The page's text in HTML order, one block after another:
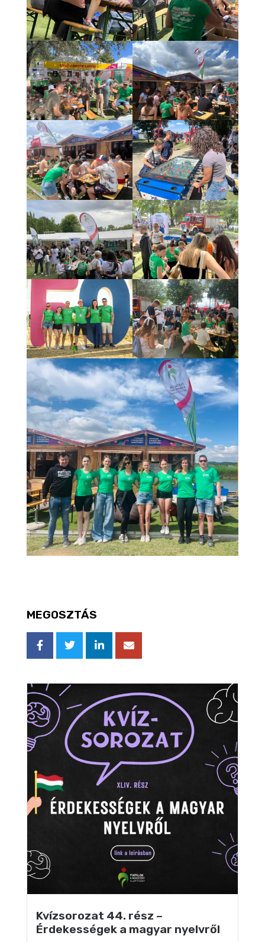
MEGOSZTÁS
Kvízsorozat 44. rész –
Érdekességek a magyar nyelvről